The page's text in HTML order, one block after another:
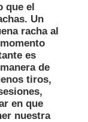
que el
Un
racha al
es
de
tiros,
en que
nuestra